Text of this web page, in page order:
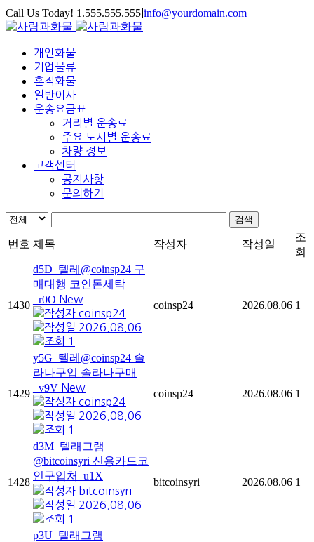
Call Us Today! 1.555.555.555 info@yourdomain.com
개인화물
기업물류
혼적화물
일반이사
운송요금표
거리별 운송료
주요 도시별 운송료
차량 정보
고객센터
공지사항
문의하기
검색
번호 제목 작성자 작성일
조
회
1430
d5D_텔레@coinsp24 구
매대행 코인돈세탁
_r0O New
coinsp24
2026.08.06
1
coinsp24 2026.08.06 1
1429
y5G_텔레@coinsp24 솔
라나구입 솔라나구매
_v9V New
coinsp24
2026.08.06
1
coinsp24 2026.08.06 1
1428
d3M_텔래그램
@bitcoinsyri 신용카드코
인구입처_u1X
bitcoinsyri
2026.08.06
1
bitcoinsyri 2026.08.06 1
p3U_텔래그램